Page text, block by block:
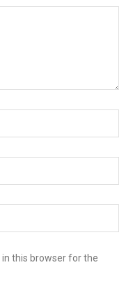
this browser for the